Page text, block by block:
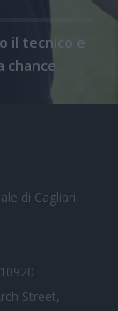
il tecnico e
chance
di Cagliari,
Street,